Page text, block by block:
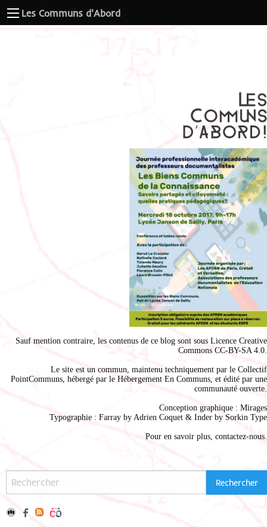
Les Communs d'Abord
Sauf mention contraire, les contenus de ce blog sont sous Licence Creative
Commons CC-BY-SA 4.0.
Le site est un commun, maintenu techniquement par le Collectif
PointCommuns, hébergé par le Hébergement En Communs, et édité par une
communauté ouverte.
Conception graphique : Mirages
Typographie : Farray by Adrien Coquet & Inder by Sorkin Type
Pour en savoir plus, contactez-nous.